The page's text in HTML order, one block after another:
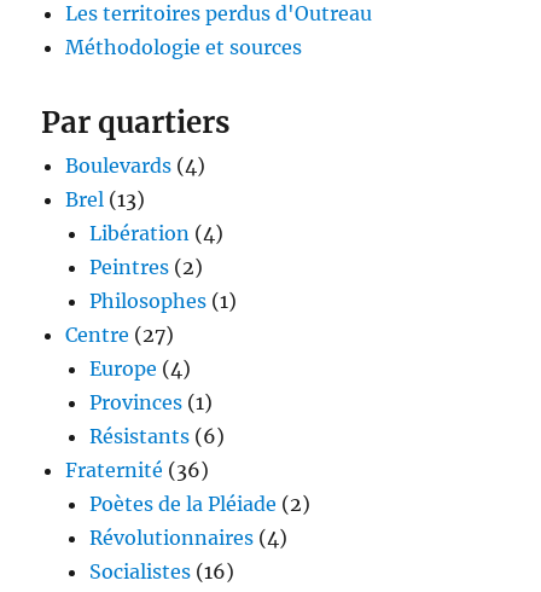
Les territoires perdus d'Outreau
Méthodologie et sources
Par quartiers
Boulevards (4)
Brel (13)
Libération (4)
Peintres (2)
Philosophes (1)
Centre (27)
Europe (4)
Provinces (1)
Résistants (6)
Fraternité (36)
Poètes de la Pléiade (2)
Révolutionnaires (4)
Socialistes (16)